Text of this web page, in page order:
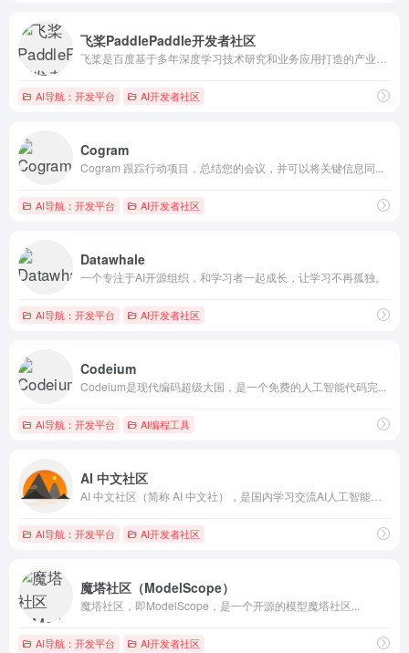
飞桨PaddlePaddle开发者社区
AI导航：开发平台 AI开发者社区
Cogram
Cogram 跟踪行动项目，总结您的会议，并可以将关键信息同...
AI导航：开发平台 AI开发者社区
Datawhale
一个专注于AI开源组织，和学习者一起成长，让学习不再孤独。
AI导航：开发平台 AI开发者社区
Codeium
Codeium是现代编码超级大国，是一个免费的人工智能代码完...
AI导航：开发平台 AI编程工具
AI 中文社区
AI导航：开发平台 AI开发者社区
魔塔社区（ModelScope）
魔塔社区，即ModelScope，是一个开源的模型魔塔社区...
AI导航：开发平台 AI开发者社区